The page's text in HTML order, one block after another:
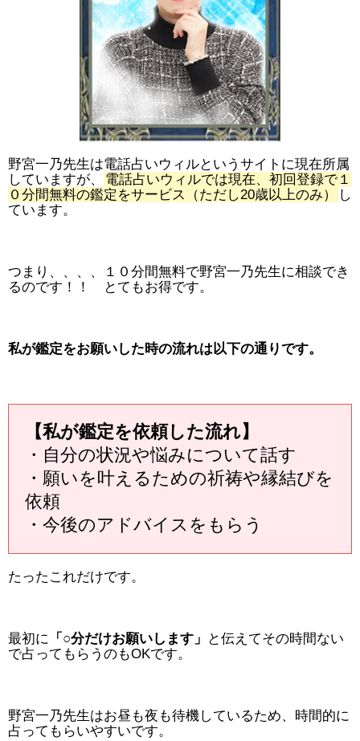
野宮一乃先生は電話占いウィルというサイトに現在所属
していますが、
電話占いウィルでは現在、初回登録で１
０分間無料の鑑定をサービス（ただし20歳以上のみ）
し
ています。
つまり、、、、１０分間無料で野宮一乃先生に相談でき
るのです！！ とてもお得です。
私が鑑定をお願いした時の流れは以下の通りです。
【私が鑑定を依頼した流れ】
・自分の状況や悩みについて話す
・願いを叶えるための祈祷や縁結びを
依頼
・今後のアドバイスをもらう
たったこれだけです。
最初に 「○分だけお願いします」
と伝えてその時間ない
で占ってもらうのもOKです。
野宮一乃先生はお昼も夜も待機しているため、時間的に
占ってもらいやすいです。